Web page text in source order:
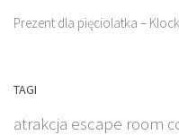
Prezent dla pięciolatka –
TAGI
atrakcja escape room